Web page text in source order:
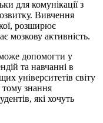
для комунікації з
Вивчення
розширює
мозкову активність.
допомогти у
та навчанні в
університетів світу
тому знання
які хочуть